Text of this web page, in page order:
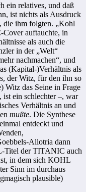
ein relatives, und daß
ist nichts als Ausdruck
die ihm folgten. „Kohl
auftauchte, in
als auch die
in der „Welt“
nachmachen“, und
(Kapital-)Verhältnis als
der Witz, für den ihn so
Witz das Seine in Frage
ein schlechter –, war
Verhältnis an und
mußte. Die Synthese
entdeckt und
Allotria dann
Titel der TITANIC auch
in dem sich KOHL
Sinn im durchaus
plausible)